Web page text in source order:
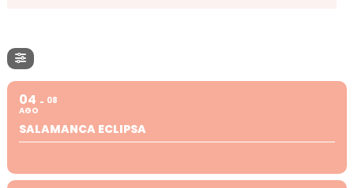
04
AGO
08
SALAMANCA ECLIPSA